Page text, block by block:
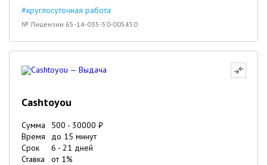
#круглосуточная работа
№ Лицензии 65-14-035-50-005450
Cashtoyou
Сумма 500 - 30000 ₽
Время
до 15 минут
Срок
6 - 21 дней
Ставка
от 1%